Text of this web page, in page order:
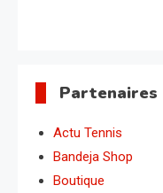
Partenaires
Actu Tennis
Bandeja Shop
Boutique